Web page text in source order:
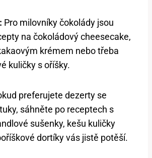
Pro milovníky čokolády jsou
na čokoládový cheesecake,
krémem nebo třeba
kuličky s oříšky.
preferujete dezerty se
sáhněte po receptech s
sušenky, kešu kuličky
dortíky vás jistě potěší.